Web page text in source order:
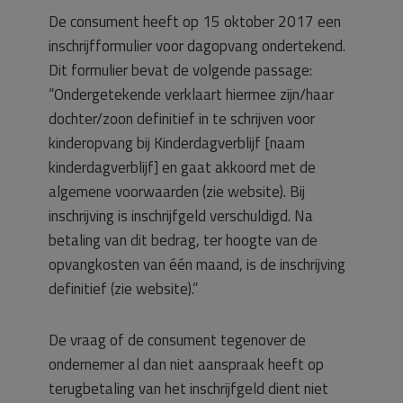
De consument heeft op 15 oktober 2017 een
inschrijfformulier voor dagopvang ondertekend.
Dit formulier bevat de volgende passage:
“Ondergetekende verklaart hiermee zijn/haar
dochter/zoon definitief in te schrijven voor
kinderopvang bij Kinderdagverblijf [naam
kinderdagverblijf] en gaat akkoord met de
algemene voorwaarden (zie website). Bij
inschrijving is inschrijfgeld verschuldigd. Na
betaling van dit bedrag, ter hoogte van de
opvangkosten van één maand, is de inschrijving
definitief (zie website).”
De vraag of de consument tegenover de
ondernemer al dan niet aanspraak heeft op
terugbetaling van het inschrijfgeld dient niet